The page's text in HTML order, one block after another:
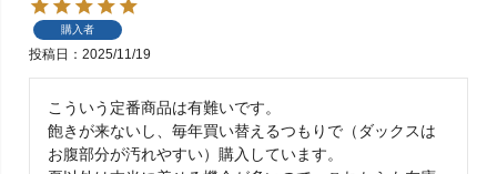
購入者
投稿日 2025/11/19
こういう定番商品は有難いです。
飽きが来ないし、毎年買い替えるつもりで（ダックスは
お腹部分が汚れやすい）購入しています。